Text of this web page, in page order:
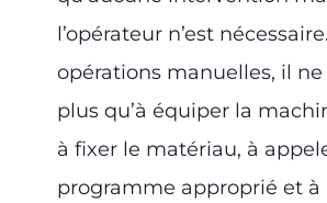
l’opérateur n’est
opérations manuelles, il
plus qu’à équiper la
à fixer le matériau, à
programme approprié et à